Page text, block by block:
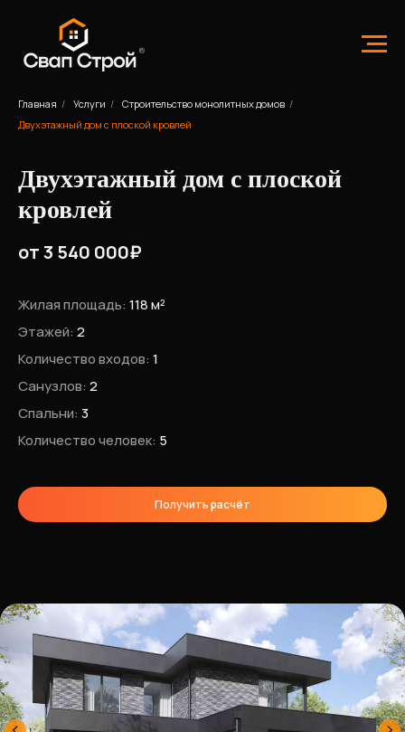
Главная / Услуги / Строительство монолитных домов /
Двухэтажный дом с плоской кровлей
Двухэтажный дом с плоской
кровлей
от 3 540 000₽
Жилая площадь: 118 м²
Этажей: 2
Количество входов: 1
Санузлов: 2
Спальни: 3
Количество человек: 5
Получить расчёт